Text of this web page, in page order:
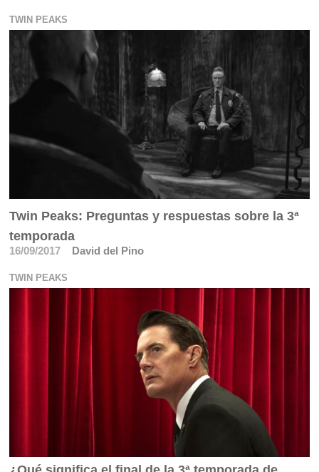
TWIN PEAKS
Twin Peaks: Preguntas y respuestas sobre la 3ª
temporada
16/09/2017 David del Pino
TWIN PEAKS